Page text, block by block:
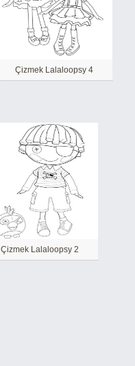
Çizmek Lalaloopsy 4
Çizmek Lalaloopsy 2